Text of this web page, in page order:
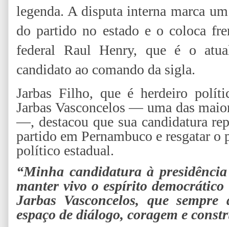
legenda. A disputa interna marca
do partido no estado e o coloca
federal Raul Henry, que é o
candidato ao comando da sigla.
Jarbas Filho, que é herdeiro
Jarbas Vasconcelos — uma das
—, destacou que sua candidatura
partido em Pernambuco e resgatar
político estadual.
“Minha candidatura à
manter vivo o espírito
Jarbas Vasconcelos, que
espaço de diálogo, coragem e